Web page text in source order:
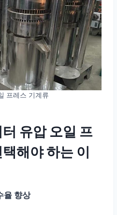
프레스 기계류
유압 오일 프
해야 하는 이
율 향상